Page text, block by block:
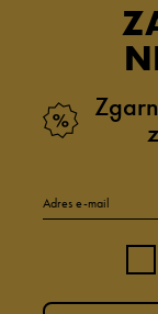
Adres e-mail